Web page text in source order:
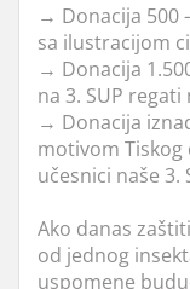
→ Donacija 500
sa ilustracijom
→ Donacija
na 3. SUP regati
→ Donacija
motivom Tiskog
učesnici naše 3.
Ako danas
od jednog
uspomene